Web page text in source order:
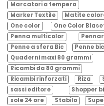
Marcatori a tempera
Marker Textile
Matite
One color
One Color
Penna multicolor
Penne a sfera Bic
Penne
Quaderni maxi 80 grammi
Ricambi da 80 grammi
Ricambi rinforzati
Riza
sassi editore
Shopper
sole 24 ore
Stabilo